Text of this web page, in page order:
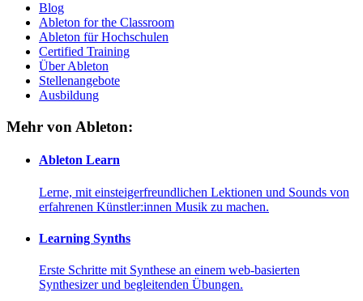
Blog
Ableton for the Classroom
Ableton für Hochschulen
Certified Training
Über Ableton
Stellenangebote
Ausbildung
Mehr von Ableton:
Ableton Learn
Lerne, mit einsteigerfreundlichen Lektionen und Sounds von
erfahrenen Künstler:innen Musik zu machen.
Learning Synths
Erste Schritte mit Synthese an einem web-basierten
Synthesizer und begleitenden Übungen.